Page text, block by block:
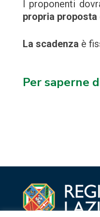
I proponenti
propria
La scadenza è
Per saperne